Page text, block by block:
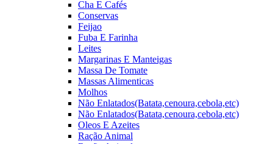
Cha E Cafés
Conservas
Feijao
Fuba E Farinha
Leites
Margarinas E Manteigas
Massa De Tomate
Massas Alimenticas
Molhos
Não Enlatados(Batata,cenoura,cebola,etc)
Não Enlatados(Batata,cenoura,cebola,etc)
Oleos E Azeites
Ração Animal